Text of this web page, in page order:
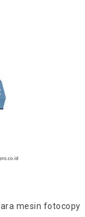
mesin fotocopy